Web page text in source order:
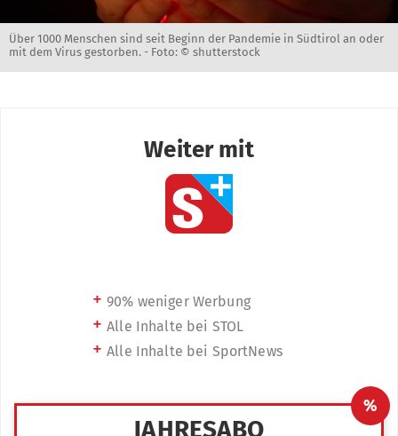
Über 1000 Menschen sind seit Beginn der Pandemie in Südtirol an oder
mit dem Virus gestorben. - Foto: © shutterstock